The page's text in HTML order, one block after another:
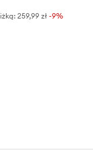
259,99 zł -9%